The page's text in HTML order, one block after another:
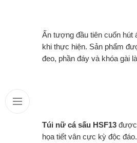
Ấn tượng đầu tiên cuốn hút
khi thực hiện. Sản phẩm
đeo, phần đáy và khóa gài
Túi nữ cá sấu HSF13 được
họa tiết vân cực kỳ độc